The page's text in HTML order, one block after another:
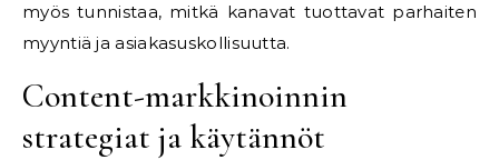
myös tunnistaa, mitkä kanavat tuottavat parhaiten
myyntiä ja asiakasuskollisuutta.
Content-markkinoinnin
strategiat ja käytännöt